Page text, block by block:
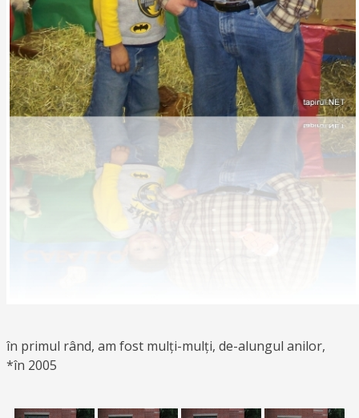
în primul rând, am fost mulți-mulți, de-alungul anilor,
*în 2005